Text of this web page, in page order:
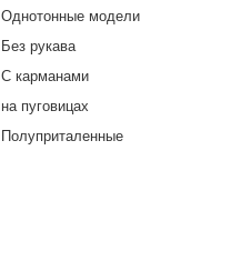
Однотонные модели
Без рукава
С карманами
на пуговицах
Полуприталенные